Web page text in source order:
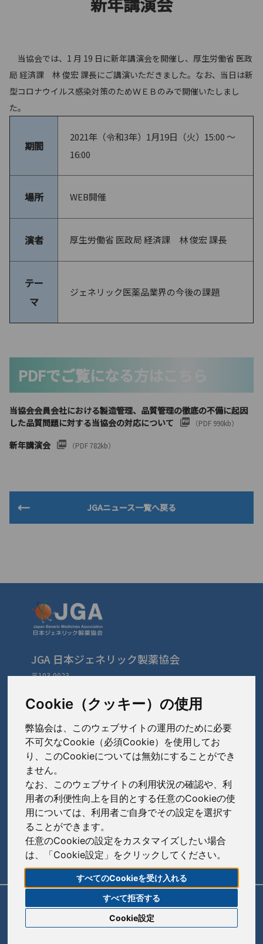
Cookie（クッキー）の使用
弊協会は、このウェブサイトの運用のために必要
不可欠なCookie（必須Cookie）を使用してお
り、このCookieについては無効にすることができ
ません。
なお、このウェブサイトの利用状況の確認や、利
用者の利便性向上を目的とする任意のCookieの使
用については、利用者ご自身でその設定を選択す
ることができます。
任意のCookieの設定をカスタマイズしたい場合
は、「Cookie設定」をクリックしてください。
すべてのCookieを受け入れる
すべて拒否する
Cookie設定
当協会では、1 月 19 日に新年講演会を開催し、厚生労働省 医政
局 経済課 林 俊宏 課長にご講演いただきました。なお、当日は新
型コロナウイルス感染対策のためＷＥＢのみで開催いたしまし
た。
期間
2021年（令和3年）1月19日（火）15:00 ～
16:00
場所 WEB開催
演者 厚生労働省 医政局 経済課 林 俊宏 課長
テー
マ
ジェネリック医薬品業界の今後の課題
PDFでご覧になる方はこちら
当協会会員会社における製造管理、品質管理の徹底の不備に起因
した品質問題に対する当協会の対応について
（PDF 990kb）
新年講演会 （PDF 782kb）
JGAニュース一覧へ戻る
JGA 日本ジェネリック製薬協会
〒103-0023
TEL: 03-3279-1890 / FAX: 03-3241-2978
会員会社（あ〜さ）
あゆみ製薬株式会社
岩城製薬株式会社
大蔵製薬株式会社
キョーリンリメディオ株式会社
共和薬品工業株式会社
コーアイセイ株式会社
寿製薬株式会社
沢井製薬株式会社
会員会社（た〜は）
大興製薬株式会社
ダイト株式会社
高田製薬株式会社
辰巳化学株式会社
鶴原製薬株式会社
トーアエイヨー株式会社
会員会社 （ま〜わ）
陽進堂ホールディングス株式会社
ロートニッテン株式会社
賛助会員会社
朝日印刷株式会社
旭化成株式会社
伊藤忠ケミカルフロンティア株式会社
サイトポリシー